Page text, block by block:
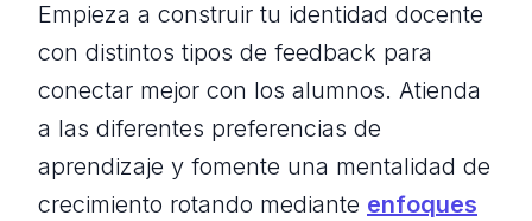
Empieza a construir tu identidad docente
con distintos tipos de feedback para
conectar mejor con los alumnos. Atienda
a las diferentes preferencias de
aprendizaje y fomente una mentalidad de
crecimiento rotando mediante enfoques